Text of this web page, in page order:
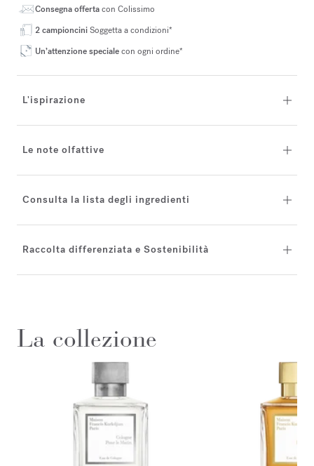
Consegna offertacon Colissimo
2 campionciniSoggetta a condizioni*
Un’attenzione specialecon ogni ordine*
L'ispirazione
Le note olfattive
Consulta la lista degli ingredienti
Raccolta differenziata e Sostenibilità
La collezione